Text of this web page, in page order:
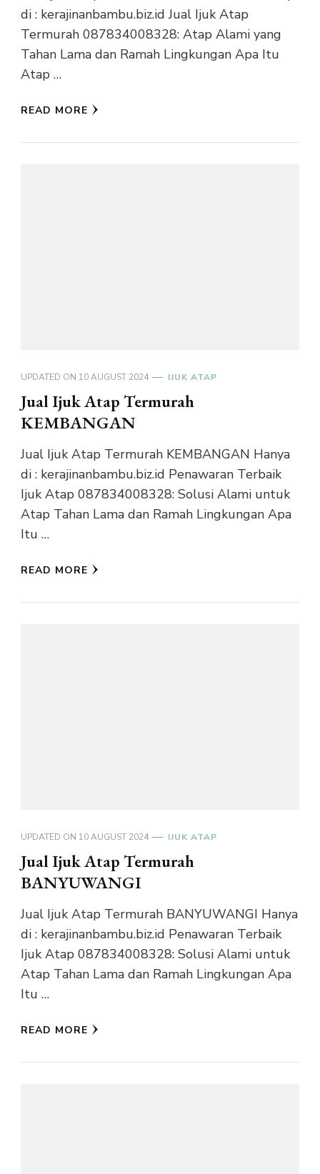
di : kerajinanbambu.biz.id Jual Ijuk Atap
Termurah 087834008328: Atap Alami yang
Tahan Lama dan Ramah Lingkungan Apa Itu
Atap …
READ MORE
UPDATED ON 10 AUGUST 2024 IJUK ATAP
Jual Ijuk Atap Termurah
KEMBANGAN
Jual Ijuk Atap Termurah KEMBANGAN Hanya
di : kerajinanbambu.biz.id Penawaran Terbaik
Ijuk Atap 087834008328: Solusi Alami untuk
Atap Tahan Lama dan Ramah Lingkungan Apa
Itu …
READ MORE
UPDATED ON 10 AUGUST 2024 IJUK ATAP
Jual Ijuk Atap Termurah
BANYUWANGI
Jual Ijuk Atap Termurah BANYUWANGI Hanya
di : kerajinanbambu.biz.id Penawaran Terbaik
Ijuk Atap 087834008328: Solusi Alami untuk
Atap Tahan Lama dan Ramah Lingkungan Apa
Itu …
READ MORE